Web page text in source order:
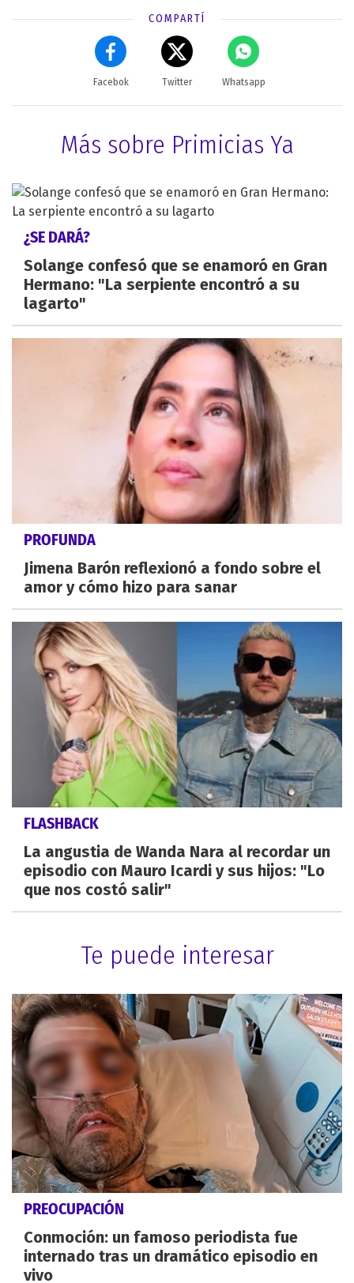
COMPARTÍ
Facebok Twitter Whatsapp
Más sobre Primicias Ya
¿SE DARÁ?
Solange confesó que se enamoró en Gran
Hermano: "La serpiente encontró a su
lagarto"
PROFUNDA
Jimena Barón reflexionó a fondo sobre el
amor y cómo hizo para sanar
FLASHBACK
La angustia de Wanda Nara al recordar un
episodio con Mauro Icardi y sus hijos: "Lo
que nos costó salir"
Te puede interesar
PREOCUPACIÓN
Conmoción: un famoso periodista fue
internado tras un dramático episodio en
vivo